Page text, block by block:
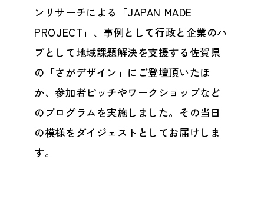
ンリサーチによる「JAPAN MADE
PROJECT」、事例として行政と企業のハ
ブとして地域課題解決を支援する佐賀県
の「さがデザイン」にご登壇頂いたほ
か、参加者ピッチやワークショップなど
のプログラムを実施しました。その当日
の模様をダイジェストとしてお届けしま
す。